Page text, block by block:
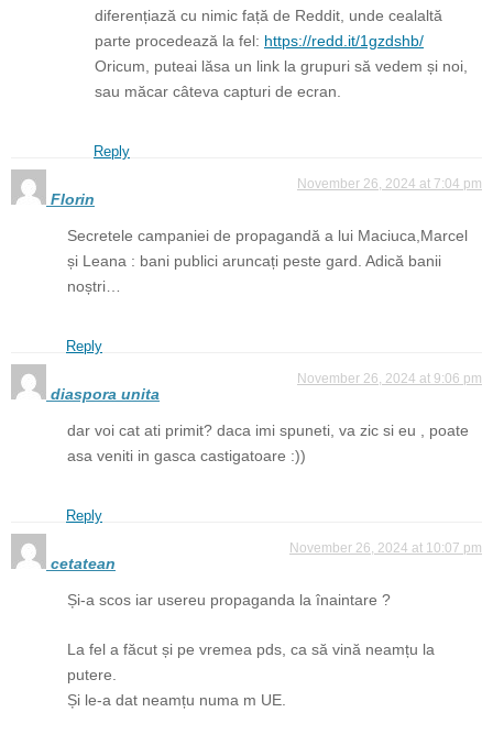
diferențiază cu nimic față de Reddit, unde cealaltă
parte procedează la fel: https://redd.it/1gzdshb/
Oricum, puteai lăsa un link la grupuri să vedem și noi,
sau măcar câteva capturi de ecran.
Reply
Florin
November 26, 2024 at 7:04 pm
Secretele campaniei de propagandă a lui Maciuca,Marcel
și Leana : bani publici aruncați peste gard. Adică banii
noștri…
Reply
diaspora unita
November 26, 2024 at 9:06 pm
dar voi cat ati primit? daca imi spuneti, va zic si eu , poate
asa veniti in gasca castigatoare :))
Reply
cetatean
November 26, 2024 at 10:07 pm
Și-a scos iar usereu propaganda la înaintare ?
La fel a făcut și pe vremea pds, ca să vină neamțu la
putere.
Și le-a dat neamțu numa m UE.